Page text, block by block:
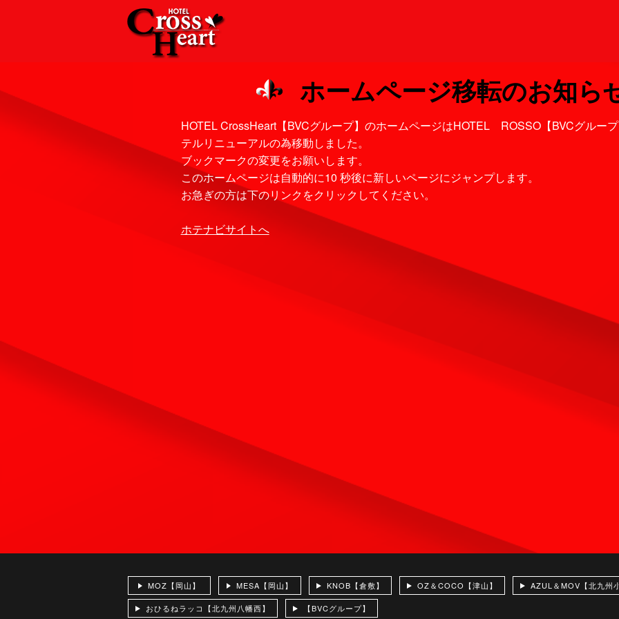
ホームページ移転のお知ら
HOTEL CrossHeart【BVCグループ】のホームページはHOTEL ROSSO【BVCグルー
テルリニューアルの為移動しました。
ブックマークの変更をお願いします。
このホームページは自動的に10 秒後に新しいページにジャンプします。
お急ぎの方は下のリンクをクリックしてください。
ホテナビサイトへ
MOZ【岡山】 MESA【岡山】 KNOB【倉敷】 OZ＆COCO【津山】 AZUL＆MOV【北九州
おひるねラッコ【北九州八幡西】 【BVCグループ】